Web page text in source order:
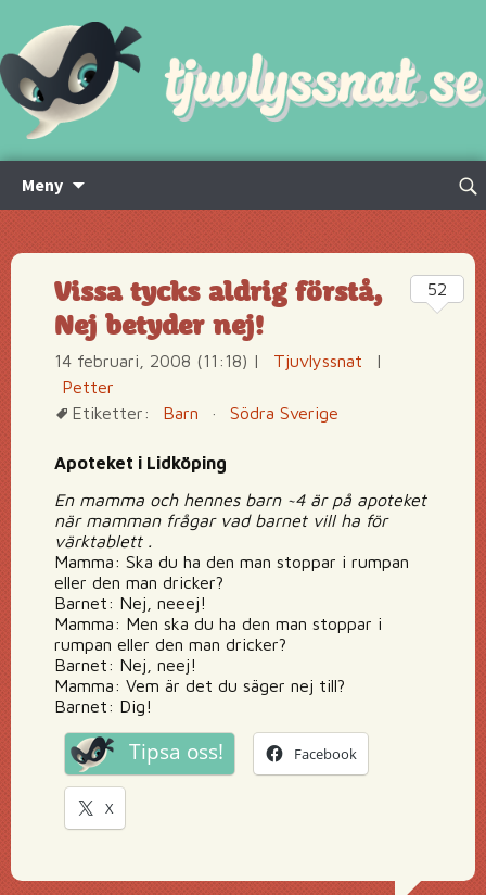
Meny
innehåll
Sök
Vissa tycks aldrig förstå,
Nej betyder nej!
14 februari, 2008 (11:18) | Tjuvlyssnat
|
Petter
Etiketter:
Barn · Södra Sverige
Apoteket i Lidköping
En mamma och hennes barn ~4 är på apoteket
när mamman frågar vad barnet vill ha för
värktablett .
Mamma: Ska du ha den man stoppar i rumpan
eller den man dricker?
Barnet: Nej, neeej!
Mamma: Men ska du ha den man stoppar i
rumpan eller den man dricker?
Barnet: Nej, neej!
Mamma: Vem är det du säger nej till?
Barnet: Dig!
Tipsa oss! Facebook
X
52